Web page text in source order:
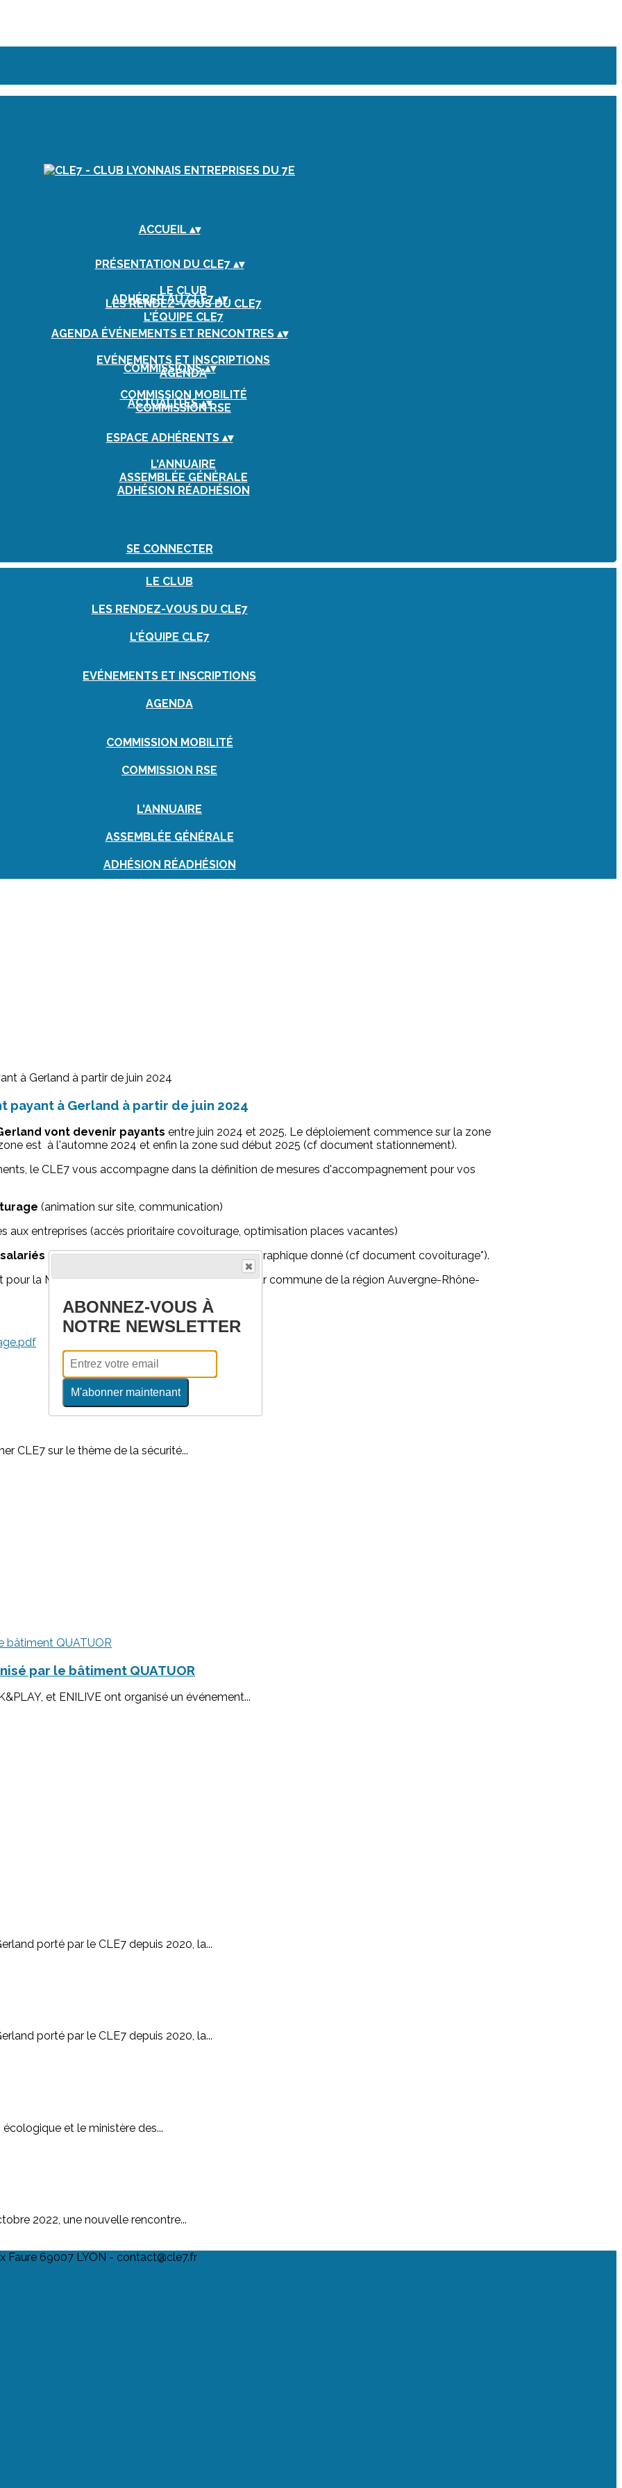
ACCUEIL ▴▾
PRÉSENTATION DU CLE7 ▴▾
LE CLUB
LES RENDEZ-VOUS DU CLE7
L'ÉQUIPE CLE7
ADHÉRER AU CLE7▴▾
AGENDA ÉVÉNEMENTS ET RENCONTRES ▴▾
EVÉNEMENTS ET INSCRIPTIONS
AGENDA
COMMISSIONS▴▾
COMMISSION MOBILITÉ
COMMISSION RSE
ACTUALITÉS▴▾
ESPACE ADHÉRENTS ▴▾
L'ANNUAIRE
ASSEMBLÉE GÉNÉRALE
ADHÉSION RÉADHÉSION
SE CONNECTER
LE CLUB
LES RENDEZ-VOUS DU CLE7
L'ÉQUIPE CLE7
EVÉNEMENTS ET INSCRIPTIONS
AGENDA
COMMISSION MOBILITÉ
COMMISSION RSE
L'ANNUAIRE
ASSEMBLÉE GÉNÉRALE
ADHÉSION RÉADHÉSION
à Gerland à partir de juin 2024
vont devenir payants entre juin 2024 et 2025. Le déploiement commence sur la zone
est à l'automne 2024 et enfin la zone sud début 2025 (cf document stationnement).
le CLE7 vous accompagne dans la définition de mesures d'accompagnement pour vos
(animation sur site, communication)
aux entreprises (accès prioritaire covoiturage, optimisation places vacantes)
de Gerland habitant dans un secteur géographique donné (cf document covoiturage*).
la Métropole de Lyon, par département et par commune de la région Auvergne-Rhône-
CLE7 sur le thème de la sécurité...
par le bâtiment QUATUOR
et ENILIVE ont organisé un événement...
porté par le CLE7 depuis 2020, la...
porté par le CLE7 depuis 2020, la...
et le ministère des...
2022, une nouvelle rencontre...
Faure 69007 LYON - contact@cle7.fr
ABONNEZ-VOUS À
NOTRE NEWSLETTER
M'abonner maintenant